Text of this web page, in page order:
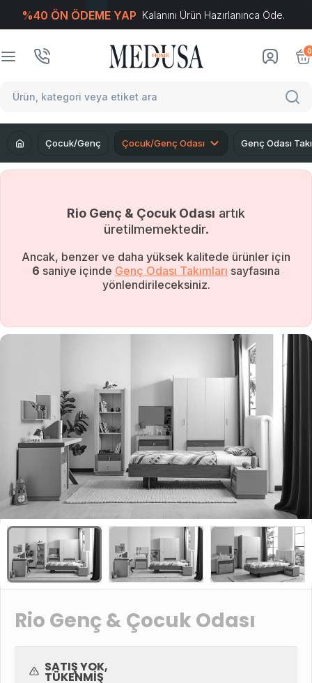
%40 ÖN ÖDEME YAP Kalanını Ürün Hazırlanınca Öde.
0
Çocuk/Genç Çocuk/Genç Odası Genç Odası
Rio Genç & Çocuk Odası artık
üretilmemektedir.
Ancak, benzer ve daha yüksek kalitede ürünler için
5 saniye içinde Genç Odası Takımları sayfasına
yönlendirileceksiniz.
Rio Genç & Çocuk Odası
SATIŞ YOK,
TÜKENMIŞ
T-Soft E-Ticaret Sistemleriyle Hazırlanmıştır.